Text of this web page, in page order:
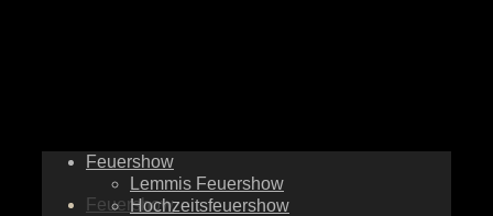
Feuershow
Feuershow
Lemmis Feuershow
Hochzeitsfeuershow